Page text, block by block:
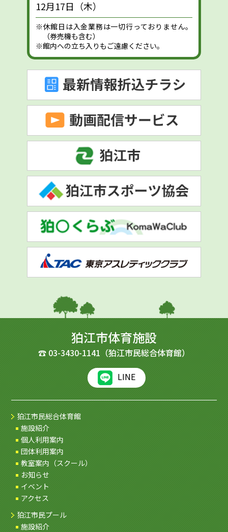
12月17日（木）
※休館日は入金業務は一切行っておりません。
（券売機も含む）
※館内への立ち入りもご遠慮ください。
狛江市体育施設
☎ 03-3430-1141 （狛江市民総合体育館）
LINE
狛江市民総合体育館
施設紹介
個人利用案内
団体利用案内
教室案内（スクール）
お知らせ
イベント
アクセス
狛江市民プール
施設紹介